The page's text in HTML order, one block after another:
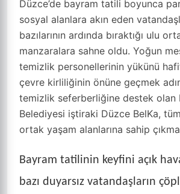
Düzce’de bayram tatili boyunca
sosyal alanlara akın eden
bazılarının ardında bıraktığı ulu
manzaralara sahne oldu. Yoğun
temizlik personellerinin yükünü
çevre kirliliğinin önüne geçmek
temizlik seferberliğine destek olan
Belediyesi iştiraki Düzce BelKa,
ortak yaşam alanlarına sahip
Bayram tatilinin keyfini açık
bazı duyarsız vatandaşların